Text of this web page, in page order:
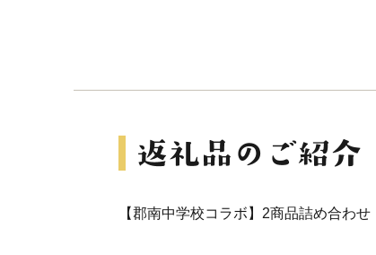
【郡南中学校コラボ】2商品詰め合わせ